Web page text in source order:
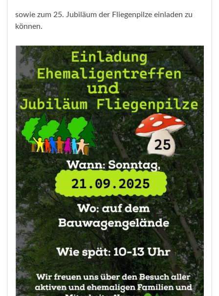
sowie zum 25. Jubiläum der Fliegenpilze einladen zu
können.